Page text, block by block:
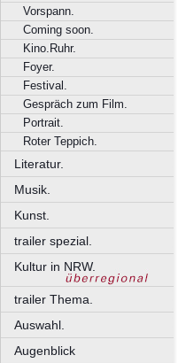
Vorspann.
Coming soon.
Kino.Ruhr.
Foyer.
Festival.
Gespräch zum Film.
Portrait.
Roter Teppich.
Literatur.
Musik.
Kunst.
trailer spezial.
Kultur in NRW.
trailer Thema.
Auswahl.
Augenblick